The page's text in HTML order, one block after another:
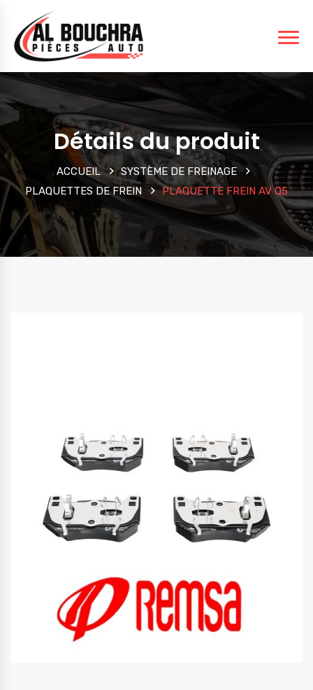
Détails du produit
ACCUEIL
SYSTÈME DE FREINAGE
PLAQUETTES DE FREIN
PLAQUETTE FREIN AV Q5